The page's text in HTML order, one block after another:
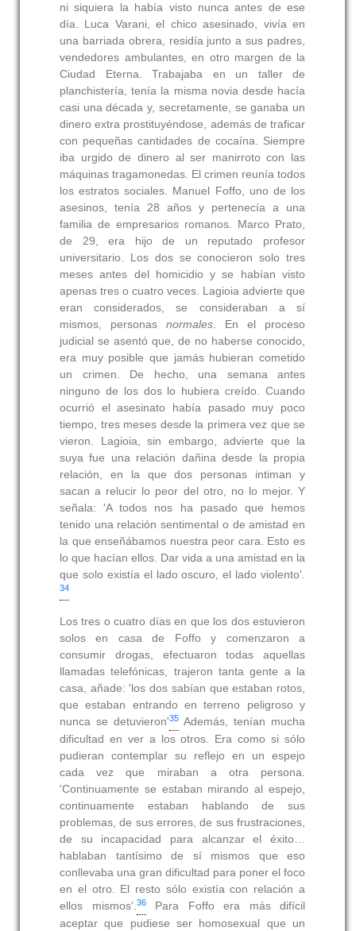
ni siquiera la había visto nunca antes de ese
día. Luca Varani, el chico asesinado, vivía en
una barriada obrera, residía junto a sus padres,
vendedores ambulantes, en otro margen de la
Ciudad Eterna. Trabajaba en un taller de
planchistería, tenía la misma novia desde hacía
casi una década y, secretamente, se ganaba un
dinero extra prostituyéndose, además de traficar
con pequeñas cantidades de cocaína. Siempre
iba urgido de dinero al ser manirroto con las
máquinas tragamonedas. El crimen reunía todos
los estratos sociales. Manuel Foffo, uno de los
asesinos, tenía 28 años y pertenecía a una
familia de empresarios romanos. Marco Prato,
de 29, era hijo de un reputado profesor
universitario. Los dos se conocieron solo tres
meses antes del homicidio y se habían visto
apenas tres o cuatro veces. Lagioia advierte que
eran considerados, se consideraban a sí
mismos, personasnormales. En el proceso
judicial se asentó que, de no haberse conocido,
era muy posible que jamás hubieran cometido
un crimen. De hecho, una semana antes
ninguno de los dos lo hubiera creído. Cuando
ocurrió el asesinato había pasado muy poco
tiempo, tres meses desde la primera vez que se
vieron. Lagioia, sin embargo, advierte que la
suya fue una relación dañina desde la propia
relación, en la que dos personas intiman y
sacan a relucir lo peor del otro, no lo mejor. Y
señala: 'A todos nos ha pasado que hemos
tenido una relación sentimental o de amistad en
la que enseñábamos nuestra peor cara. Esto es
lo que hacían ellos. Dar vida a una amistad en la
que solo existía el lado oscuro, el lado violento'.
34
Los tres o cuatro días en que los dos estuvieron
solos en casa de Foffo y comenzaron a
consumir drogas, efectuaron todas aquellas
llamadas telefónicas, trajeron tanta gente a la
casa, añade: 'los dos sabían que estaban rotos,
que estaban entrando en terreno peligroso y
nunca se detuvieron'35 Además, tenían mucha
dificultad en ver a los otros. Era como si sólo
pudieran contemplar su reflejo en un espejo
cada vez que miraban a otra persona.
'Continuamente se estaban mirando al espejo,
continuamente estaban hablando de sus
problemas, de sus errores, de sus frustraciones,
de su incapacidad para alcanzar el éxito…
hablaban tantísimo de sí mismos que eso
conllevaba una gran dificultad para poner el foco
en el otro. El resto sólo existía con relación a
ellos mismos'.36Para Foffo era más difícil
aceptar que pudiese ser homosexual que un